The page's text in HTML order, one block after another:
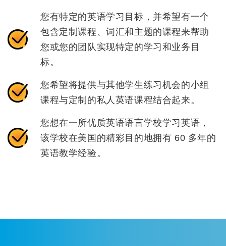
您有特定的英语学习目标，并希望有一个
包含定制课程、词汇和主题的课程来帮助
您或您的团队实现特定的学习和业务目
标。
您希望将提供与其他学生练习机会的小组
课程与定制的私人英语课程结合起来。
您想在一所优质英语语言学校学习英语，
该学校在美国的精彩目的地拥有 60 多年的
英语教学经验。